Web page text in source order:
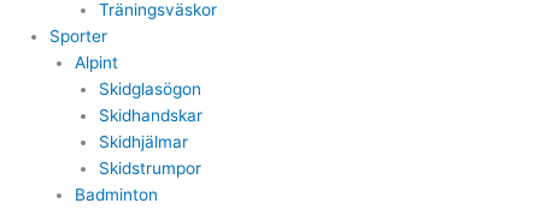
Träningsväskor
Sporter
Alpint
Skidglasögon
Skidhandskar
Skidhjälmar
Skidstrumpor
Badminton